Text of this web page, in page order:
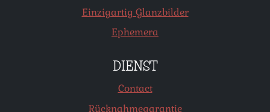
Einzigartig Glanzbilder
Ephemera
DIENST
Contact
Rücknahmegarantie